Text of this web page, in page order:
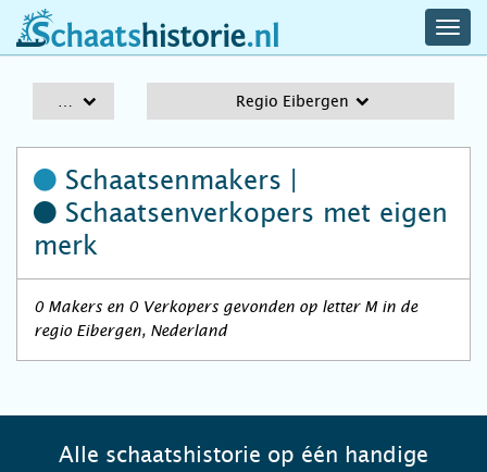
schaatshistorie.nl
Regio Eibergen
Schaatsenmakers |
Schaatsenverkopers met eigen
merk
0 Makers en 0 Verkopers gevonden op letter M in de
regio Eibergen, Nederland
Alle schaatshistorie op één handige